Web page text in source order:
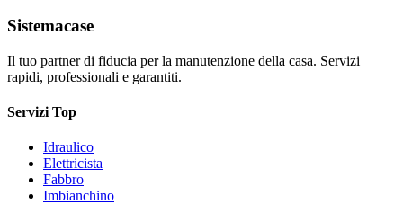
Sistemacase
Il tuo partner di fiducia per la manutenzione della casa. Servizi
rapidi, professionali e garantiti.
Servizi Top
Idraulico
Elettricista
Fabbro
Imbianchino